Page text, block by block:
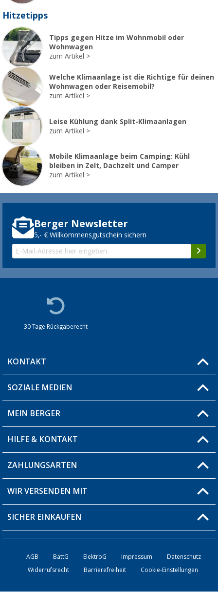
Hitzetipps
Tipps gegen Hitze im Wohnmobil oder
Wohnwagen
zum Artikel
Welche Klimaanlage ist die Richtige für deinen
Wohnwagen oder Reisemobil?
zum Artikel
Leise Kühlung dank Split-Klimaanlagen
zum Artikel
Mobile Klimaanlage beim Camping: Kühl
bleiben in Zelt, Dachzelt und Camper
zum Artikel
Berger Newsletter
5,- € Willkommensgutschein sichern
30 Tage Rückgaberecht
KONTAKT
Du hast eine Frage?
Filiale finden
SOZIALE MEDIEN
MEIN BERGER
Blog
Produkttester
Über uns
HILFE & KONTAKT
Fragen & Antworten / FAQ
Versandinformationen
Bestellstatus
Kontakt
ZAHLUNGSARTEN
WIR VERSENDEN MIT
SICHER EINKAUFEN
AGB BattG ElektroG Impressum
Datenschutz
Widerrufsrecht
Barrierefreiheit Cookie-Einstellungen